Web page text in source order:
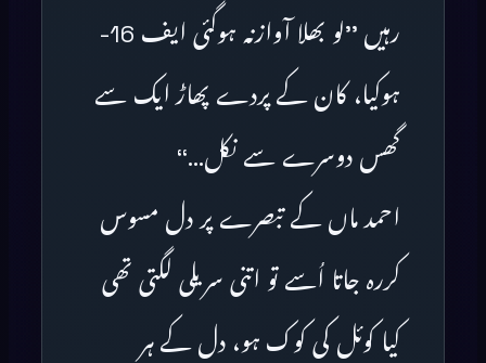
رہیں ’’لو بھلا آوازنہ ہوگئی ایف 16-
ہوکیا، کان کے پردے پھاڑ ایک سے
گھس دوسرے سے نکل…‘‘
احمد ماں کے تبصرے پر دل مسوس
کررہ جاتا اُسے تو اتنی سریلی لگتی تھی
کیا کوئل کی کوک ہو، دل کے ہر